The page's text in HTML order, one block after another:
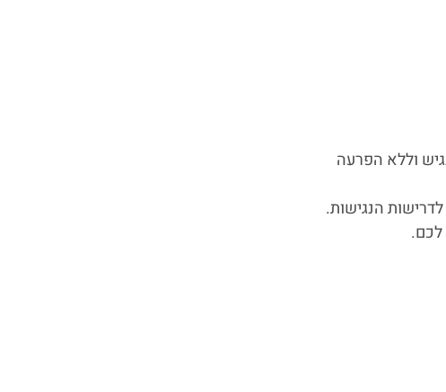
וללא הפרעה
הנגישות.
לכם.